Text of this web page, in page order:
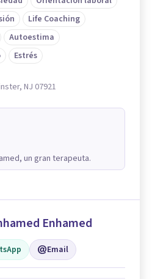
Life Coaching
Autoestima
Estrés
NJ 07921
un gran terapeuta.
Enhamed
Email